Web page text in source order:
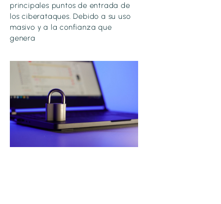
principales puntos de entrada de
los ciberataques. Debido a su uso
masivo y a la confianza que
genera